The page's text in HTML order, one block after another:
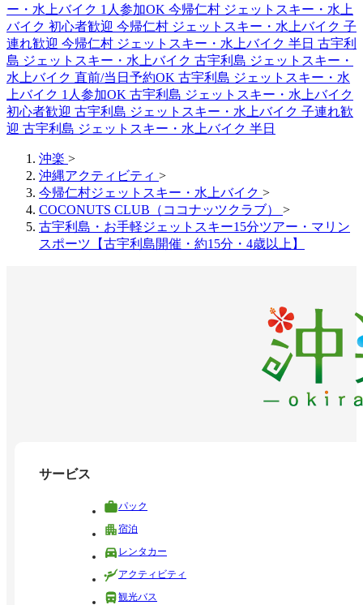
ー・水上バイク 1人参加OK 今帰仁村 ジェットスキー・水上
バイク 初心者歓迎 今帰仁村 ジェットスキー・水上バイク 子
連れ歓迎 今帰仁村 ジェットスキー・水上バイク 半日 古宇利
島 ジェットスキー・水上バイク 古宇利島 ジェットスキー・
水上バイク 直前/当日予約OK 古宇利島 ジェットスキー・水
上バイク 1人参加OK 古宇利島 ジェットスキー・水上バイク
初心者歓迎 古宇利島 ジェットスキー・水上バイク 子連れ歓
迎 古宇利島 ジェットスキー・水上バイク 半日
沖楽 >
沖縄アクティビティ >
今帰仁村ジェットスキー・水上バイク >
COCONUTS CLUB（ココナッツクラブ） >
古宇利島・お手軽ジェットスキー15分ツアー・マリン
スポーツ【古宇利島開催・約15分・4歳以上】
サービス
パック
宿泊
レンタカー
アクティビティ
観光バス